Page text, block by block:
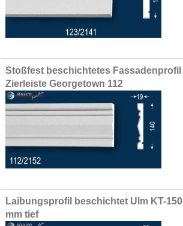
Stoßfest beschichtetes Fassadenprofil
Zierleiste Georgetown 112
Laibungsprofil beschichtet Ulm KT-150
mm tief